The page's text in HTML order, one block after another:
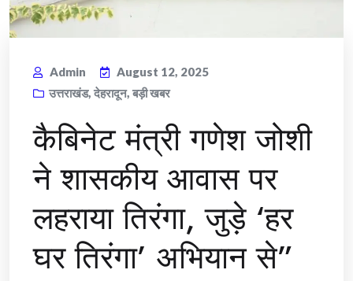
Admin
August 12, 2025
उत्तराखंड, देहरादून, बड़ी खबर
कैबिनेट मंत्री गणेश जोशी
ने शासकीय आवास पर
लहराया तिरंगा, जुड़े ‘हर
घर तिरंगा’ अभियान से”